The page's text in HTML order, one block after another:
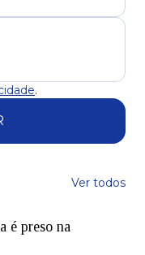
.
Ver todos
é preso na